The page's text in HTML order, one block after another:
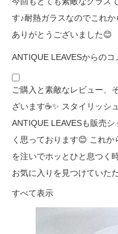
す♪耐熱ガラスなのでこれ
ありがとうございました😊
ANTIQUE LEAVESからのコ
ご購入と素敵なレビュー、
ざいます☕️✨ スタイリッシ
ANTIQUE LEAVESも販売
く思っております😊 これ
を注いでホッとひと息つく
お気に入りを見つけていた
すべて表示